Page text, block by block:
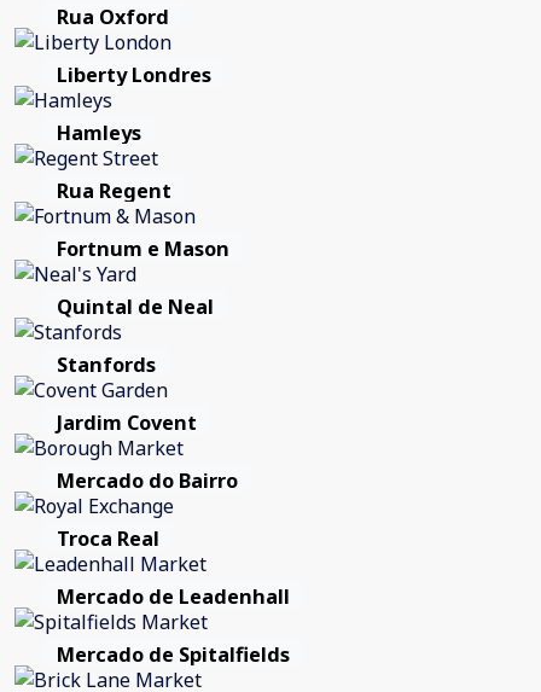
Rua Oxford
Liberty Londres
Hamleys
Rua Regent
Fortnum e Mason
Quintal de Neal
Stanfords
Jardim Covent
Mercado do Bairro
Troca Real
Mercado de Leadenhall
Mercado de Spitalfields